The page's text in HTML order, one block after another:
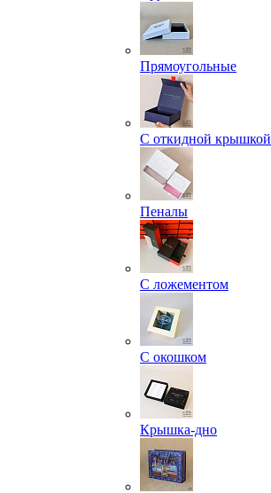
Прямоугольные
С откидной крышкой
Пеналы
С ложементом
С окошком
Крышка-дно